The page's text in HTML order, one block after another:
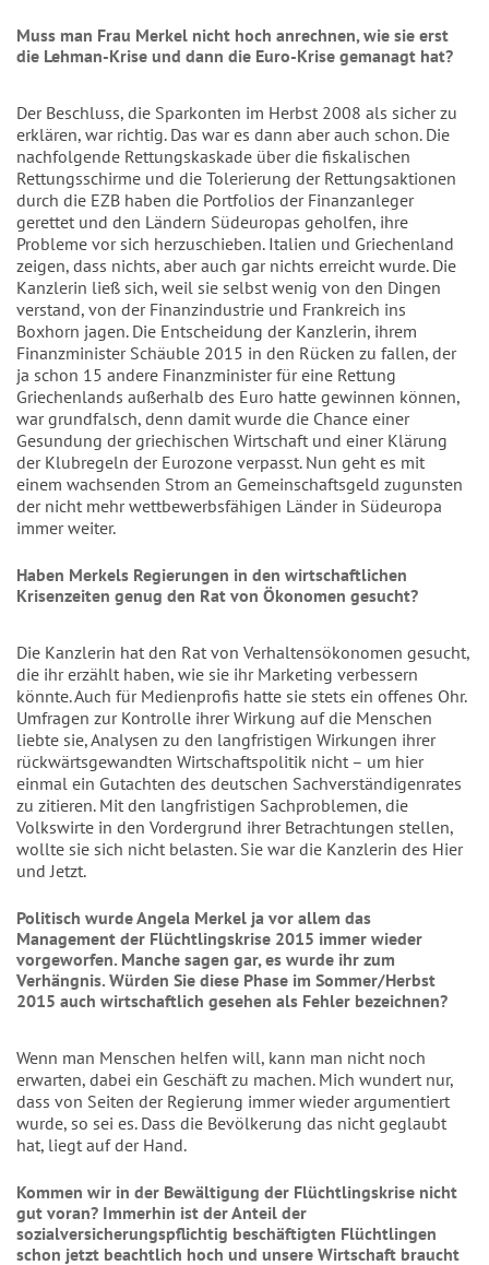
Muss man Frau Merkel nicht hoch anrechnen, wie sie erst
die Lehman-Krise und dann die Euro-Krise gemanagt hat?
Der Beschluss, die Sparkonten im Herbst 2008 als sicher zu
erklären, war richtig. Das war es dann aber auch schon. Die
nachfolgende Rettungskaskade über die fiskalischen
Rettungsschirme und die Tolerierung der Rettungsaktionen
durch die EZB haben die Portfolios der Finanzanleger
gerettet und den Ländern Südeuropas geholfen, ihre
Probleme vor sich herzuschieben. Italien und Griechenland
zeigen, dass nichts, aber auch gar nichts erreicht wurde. Die
Kanzlerin ließ sich, weil sie selbst wenig von den Dingen
verstand, von der Finanzindustrie und Frankreich ins
Boxhorn jagen. Die Entscheidung der Kanzlerin, ihrem
Finanzminister Schäuble 2015 in den Rücken zu fallen, der
ja schon 15 andere Finanzminister für eine Rettung
Griechenlands außerhalb des Euro hatte gewinnen können,
war grundfalsch, denn damit wurde die Chance einer
Gesundung der griechischen Wirtschaft und einer Klärung
der Klubregeln der Eurozone verpasst. Nun geht es mit
einem wachsenden Strom an Gemeinschaftsgeld zugunsten
der nicht mehr wettbewerbsfähigen Länder in Südeuropa
immer weiter.
Haben Merkels Regierungen in den wirtschaftlichen
Krisenzeiten genug den Rat von Ökonomen gesucht?
Die Kanzlerin hat den Rat von Verhaltensökonomen gesucht,
die ihr erzählt haben, wie sie ihr Marketing verbessern
könnte. Auch für Medienprofis hatte sie stets ein offenes Ohr.
Umfragen zur Kontrolle ihrer Wirkung auf die Menschen
liebte sie, Analysen zu den langfristigen Wirkungen ihrer
rückwärtsgewandten Wirtschaftspolitik nicht – um hier
einmal ein Gutachten des deutschen Sachverständigenrates
zu zitieren. Mit den langfristigen Sachproblemen, die
Volkswirte in den Vordergrund ihrer Betrachtungen stellen,
wollte sie sich nicht belasten. Sie war die Kanzlerin des Hier
und Jetzt.
Politisch wurde Angela Merkel ja vor allem das
Management der Flüchtlingskrise 2015 immer wieder
vorgeworfen. Manche sagen gar, es wurde ihr zum
Verhängnis. Würden Sie diese Phase im Sommer/Herbst
2015 auch wirtschaftlich gesehen als Fehler bezeichnen?
Wenn man Menschen helfen will, kann man nicht noch
erwarten, dabei ein Geschäft zu machen. Mich wundert nur,
dass von Seiten der Regierung immer wieder argumentiert
wurde, so sei es. Dass die Bevölkerung das nicht geglaubt
hat, liegt auf der Hand.
Kommen wir in der Bewältigung der Flüchtlingskrise nicht
gut voran? Immerhin ist der Anteil der
sozialversicherungspflichtig beschäftigten Flüchtlingen
schon jetzt beachtlich hoch und unsere Wirtschaft braucht